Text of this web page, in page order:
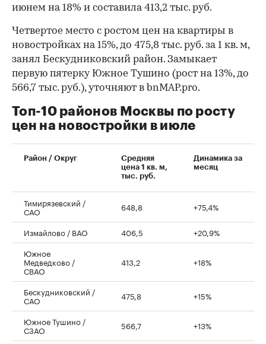
июнем на 18% и составила 413,2 тыс. руб.
00:00 / 00:00
Четвертое место с ростом цен на квартиры в
новостройках на 15%, до 475,8 тыс. руб. за 1 кв. м,
занял Бескудниковский район. Замыкает
первую пятерку Южное Тушино (рост на 13%, до
566,7 тыс. руб.), уточняют в bnMAP.pro.
Топ-10 районов Москвы по росту
цен на новостройки в июле
Район / Округ
Средняя
цена 1 кв. м,
тыс. руб.
Динамика за
месяц
Тимирязевский /
САО 648,8 +75,4%
Измайлово / ВАО 406,5
+20,9%
Южное
Медведково /
СВАО
413,2 +18%
Бескудниковский /
САО 475,8 +15%
Южное Тушино /
СЗАО 566,7 +13%